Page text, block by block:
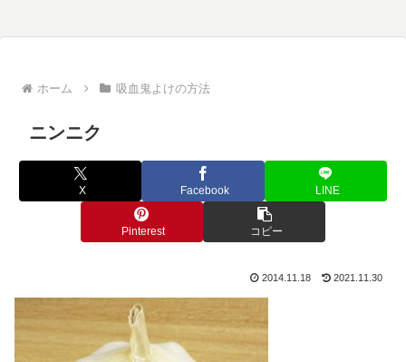
ホーム 吸血鬼よけの方法
ニンニク
X Facebook LINE
Pinterest コピー
2014.11.18 2021.11.30